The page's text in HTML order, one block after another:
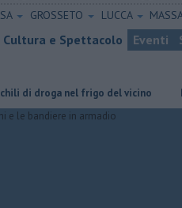
GROSSETO LUCCA
Cultura e Spettacolo Eventi
nel frigo del vicino